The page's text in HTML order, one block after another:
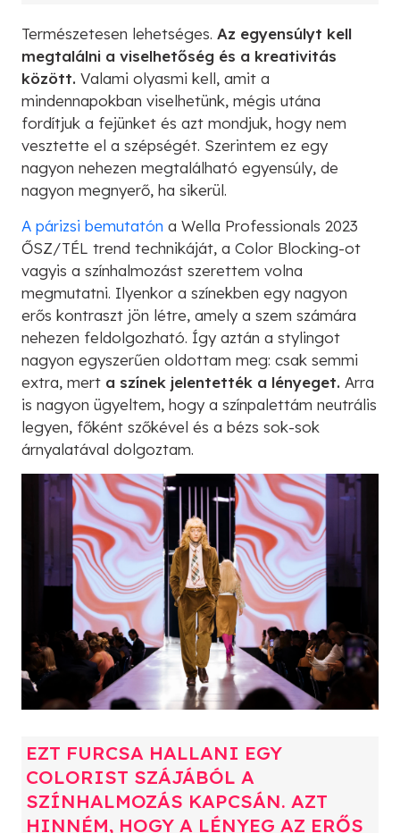
Természetesen lehetséges. Az egyensúlyt kell
megtalálni a viselhetőség és a kreativitás
között. Valami olyasmi kell, amit a
mindennapokban viselhetünk, mégis utána
fordítjuk a fejünket és azt mondjuk, hogy nem
vesztette el a szépségét. Szerintem ez egy
nagyon nehezen megtalálható egyensúly, de
nagyon megnyerő, ha sikerül.
A párizsi bemutatón a Wella Professionals 2023
ŐSZ/TÉL trend technikáját, a Color Blocking-ot
vagyis a színhalmozást szerettem volna
megmutatni. Ilyenkor a színekben egy nagyon
erős kontraszt jön létre, amely a szem számára
nehezen feldolgozható. Így aztán a stylingot
nagyon egyszerűen oldottam meg: csak semmi
extra, mert a színek jelentették a lényeget. Arra
is nagyon ügyeltem, hogy a színpalettám neutrális
legyen, főként szőkével és a bézs sok-sok
árnyalatával dolgoztam.
EZT FURCSA HALLANI EGY
COLORIST SZÁJÁBÓL A
SZÍNHALMOZÁS KAPCSÁN. AZT
HINNÉM, HOGY A LÉNYEG AZ ERŐS